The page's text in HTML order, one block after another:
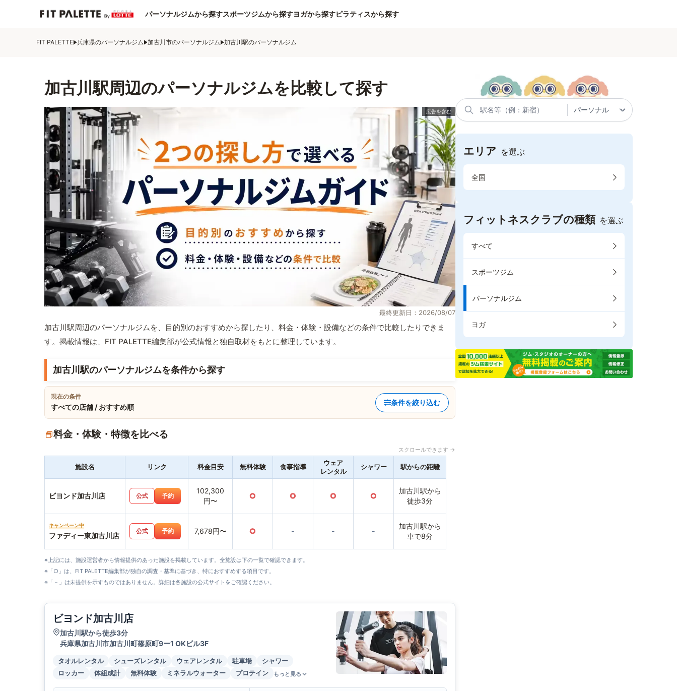
パーソナルジムから探すスポーツジムから探すヨガから探すピラティスから探す
FIT PALETTE 兵庫県のパーソナルジム 加古川市のパーソナルジム 加古川駅のパーソナルジム
加古川駅周辺のパーソナルジムを比較して探す
最終更新日：2026/08/07
加古川駅周辺のパーソナルジムを、目的別のおすすめから探したり、料金・体験・設備などの条件で比較したりできま
す。掲載情報は、FIT PALETTE編集部が公式情報と独自取材をもとに整理しています。
加古川駅のパーソナルジムを条件から探す
現在の条件
すべての店舗 / おすすめ順
条件を絞り込む
料金・体験・特徴を比べる
スクロールできます →
施設名 リンク 料金目安 無料体験 食事指導
ウェア
レンタル
シャワー 駅からの距離
ビヨンド加古川店 公式 予約
102,300
円〜
○ ○ ○ ○
加古川駅から
徒歩3分
キャンペーン中
ファディー東加古川店
公式 予約 7,678円〜 ○ - - -
加古川駅から
車で8分
※上記には、施設運営者から情報提供のあった施設を掲載しています。全施設は下の一覧で確認できます。
※「○」は、FIT PALETTE編集部が独自の調査・基準に基づき、特におすすめする項目です。
※「－」は未提供を示すものではありません。詳細は各施設の公式サイトをご確認ください。
ビヨンド加古川店
加古川駅から徒歩3分
兵庫県加古川市加古川町篠原町9ー1 OKビル3F
タオルレンタル シューズレンタル ウェアレンタル 駐車場
シャワー
ロッカー
体組成計 無料体験 ミネラルウォーター プロテイン もっと見る
エリア を選ぶ
全国
フィットネスクラブの種類 を選ぶ
すべて
スポーツジム
パーソナルジム
ヨガ